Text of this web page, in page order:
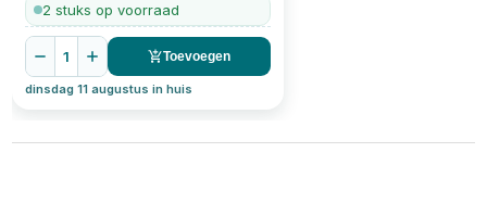
2 stuks op voorraad
1 Toevoegen
dinsdag 11 augustus in huis